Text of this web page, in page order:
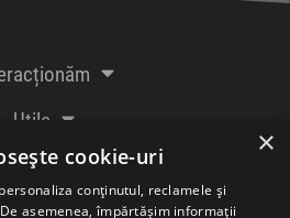
Utile
De la creatorii
×
cookie-uri
conținutul, reclamele și
asemenea, împărtășim informații